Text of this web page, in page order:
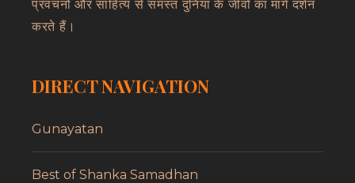
प्रवचनों और साहित्य से समस्त दुनिया के जीवों का मार्ग दर्शन
करते हैं।
DIRECT NAVIGATION
Gunayatan
Best of Shanka Samadhan